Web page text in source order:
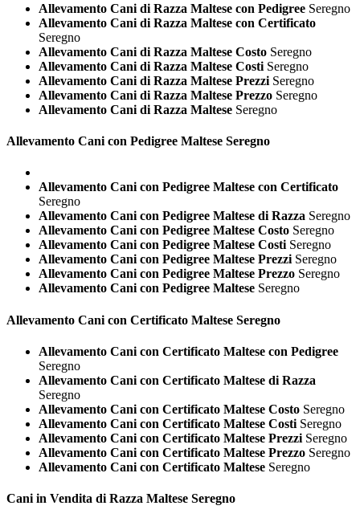
Allevamento Cani di Razza Maltese con Pedigree Seregno
Allevamento Cani di Razza Maltese con Certificato
Seregno
Allevamento Cani di Razza Maltese Costo Seregno
Allevamento Cani di Razza Maltese Costi Seregno
Allevamento Cani di Razza Maltese Prezzi Seregno
Allevamento Cani di Razza Maltese Prezzo Seregno
Allevamento Cani di Razza Maltese Seregno
Allevamento Cani con Pedigree Maltese Seregno
Allevamento Cani con Pedigree Maltese con Certificato
Seregno
Allevamento Cani con Pedigree Maltese di Razza Seregno
Allevamento Cani con Pedigree Maltese Costo Seregno
Allevamento Cani con Pedigree Maltese Costi Seregno
Allevamento Cani con Pedigree Maltese Prezzi Seregno
Allevamento Cani con Pedigree Maltese Prezzo Seregno
Allevamento Cani con Pedigree Maltese Seregno
Allevamento Cani con Certificato Maltese Seregno
Allevamento Cani con Certificato Maltese con Pedigree
Seregno
Allevamento Cani con Certificato Maltese di Razza
Seregno
Allevamento Cani con Certificato Maltese Costo Seregno
Allevamento Cani con Certificato Maltese Costi Seregno
Allevamento Cani con Certificato Maltese Prezzi Seregno
Allevamento Cani con Certificato Maltese Prezzo Seregno
Allevamento Cani con Certificato Maltese Seregno
Cani in Vendita di Razza Maltese Seregno